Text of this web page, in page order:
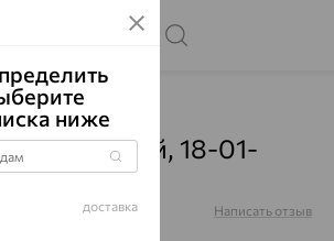
Серьги Без вставок
красный, 18-01-
Написать отзыв
ниже
доставка